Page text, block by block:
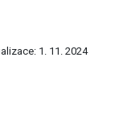
1. 11. 2024